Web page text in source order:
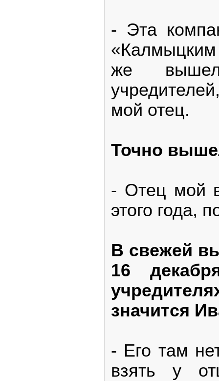
- Эта
же
мой отец.
Точно
- Отец мой
этого года,
В свежей
16
значится
- Его там
взять у